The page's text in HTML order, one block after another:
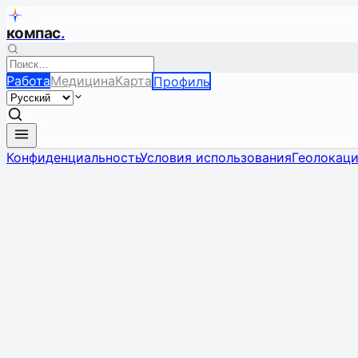
компас.
РаботаМедицинаКарта Профиль
КонфиденциальностьУсловия использования